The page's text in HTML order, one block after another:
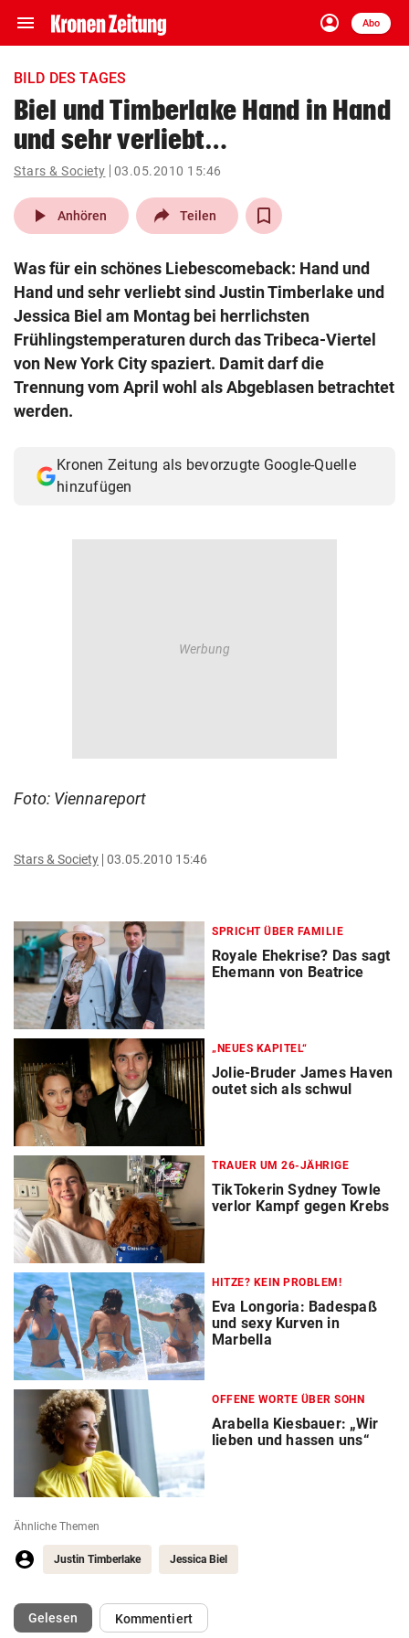
menu Navigation
ein-/ausklappen
account_circle
Anmelden
Abo
close Schließen
account_circle Anmelden
pin_drop
Wien arrow_right
search
Suchbegriff
eingeben
BILD DES TAGES
Biel und Timberlake Hand in Hand
und sehr verliebt…
Stars & Society 03.05.2010 15:46
play_arrow Anhören Teilen
Was für ein schönes Liebescomeback: Hand und
Hand und sehr verliebt sind Justin Timberlake und
Jessica Biel am Montag bei herrlichsten
Frühlingstemperaturen durch das Tribeca-Viertel
von New York City spaziert. Damit darf die
Trennung vom April wohl als Abgeblasen betrachtet
werden.
Kronen Zeitung als bevorzugte Google-Quelle
hinzufügen
Foto: Viennareport
Stars & Society 03.05.2010 15:46
SPRICHT ÜBER FAMILIE
Royale Ehekrise? Das sagt
Ehemann von Beatrice
„NEUES KAPITEL“
Jolie-Bruder James Haven
outet sich als schwul
TRAUER UM 26-JÄHRIGE
TikTokerin Sydney Towle
verlor Kampf gegen Krebs
HITZE? KEIN PROBLEM!
Eva Longoria: Badespaß
und sexy Kurven in
Marbella
OFFENE WORTE ÜBER SOHN
Arabella Kiesbauer: „Wir
lieben und hassen uns“
Ähnliche Themen
Justin Timberlake Jessica Biel
Gelesen(ausgewählt)Kommentiert